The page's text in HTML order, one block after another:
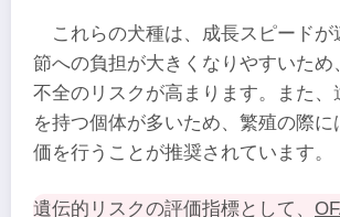
これらの犬種は、成長スピードが
節への負担が大きくなりやすいため
不全のリスクが高まります。また、
を持つ個体が多いため、繁殖の際に
価を行うことが推奨されています。
遺伝的リスクの評価指標として、